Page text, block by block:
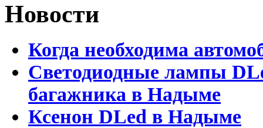
Новости
Когда необходима
Светодиодные лампы
багажника в Надыме
Ксенон DLed в Надыме